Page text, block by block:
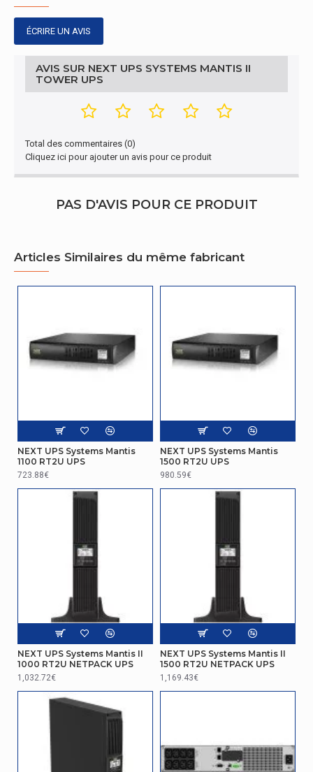
capacité de la puissance de
sortie
tension de voltage à l'entrée
176 V
(max)
Régulation de la tension de
±10
Facteur de puissance
Conditions environnementales
Nom du produit Mantis II Tower
Réseau
Nombre de port ethernet LAN
Temps de secours type au
chargement complet
20 min
Batterie échangeable à chaud Oui
Capacité de la batterie
ÉCRIRE UN AVIS
AVIS SUR NEXT UPS SYSTEMS MANTIS II
TOWER UPS
Total des commentaires (0)
Cliquez ici pour ajouter un avis pour ce produit
PAS D'AVIS POUR CE PRODUIT
Articles Similaires du même fabricant
NEXT UPS Systems Mantis
1100 RT2U UPS
723.88€
NEXT UPS Systems Mantis
1500 RT2U UPS
980.59€
NEXT UPS Systems Mantis II
1000 RT2U NETPACK UPS
1,032.72€
NEXT UPS Systems Mantis II
1500 RT2U NETPACK UPS
1,169.43€